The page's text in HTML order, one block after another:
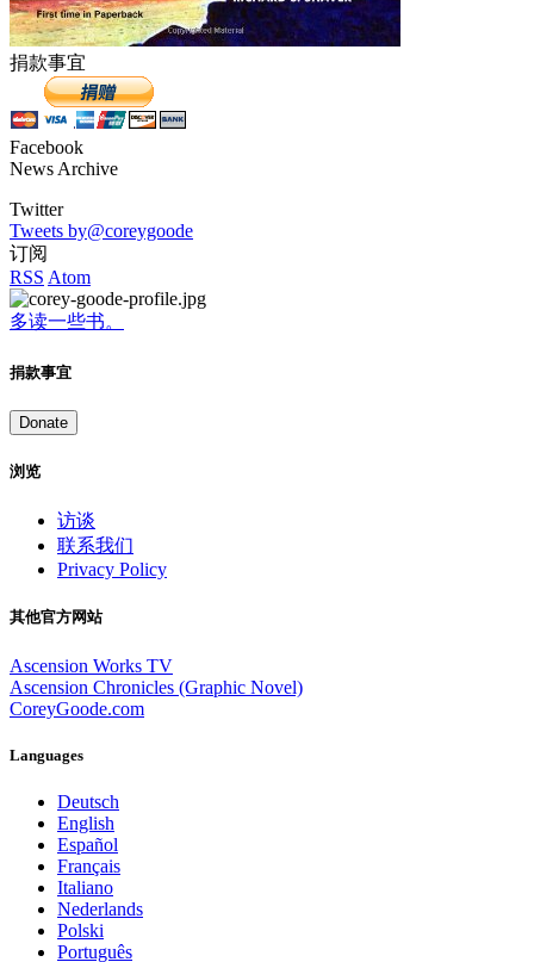
捐款事宜
Facebook
News Archive
Twitter
Tweets by@coreygoode
订阅
RSS Atom
多读一些书。
捐款事宜
Donate
浏览
访谈
联系我们
Privacy Policy
其他官方网站
Ascension Works TV
Ascension Chronicles (Graphic Novel)
CoreyGoode.com
Languages
Deutsch
English
Español
Français
Italiano
Nederlands
Polski
Português